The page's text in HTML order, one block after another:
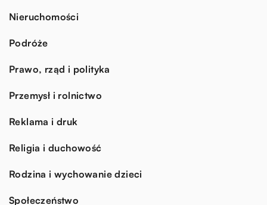
Nieruchomości
Podróże
Prawo, rząd i polityka
Przemysł i rolnictwo
Reklama i druk
Religia i duchowość
Rodzina i wychowanie dzieci
Społeczeństwo